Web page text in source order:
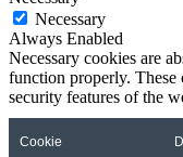
Necessary
Always Enabled
Necessary cookies are
function properly. These
security features of the
Cookie